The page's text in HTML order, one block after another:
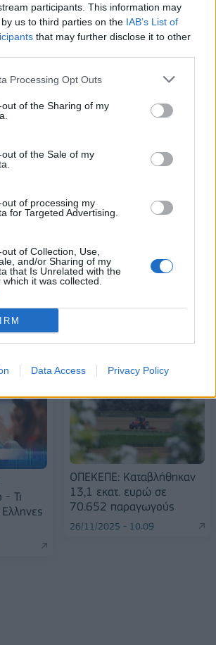
participants. This information may
us to third parties on the IAB’s List of
that may further disclose it to other
Processing Opt Outs
of the Sharing of my
of the Sale of my
of processing my
for Targeted Advertising.
of Collection, Use,
and/or Sharing of my
that Is Unrelated with the
it was collected.
Data Access Privacy Policy
δολάρια στην KG Mobility
συνεχίζουν μαζί: Ανανέωση της
φορά το Αρχαίο Θέατρο Επιδαύρου άνοιξε τις
- Τι
Ελληνες
ΟΠΕΚΕΠΕ: Καταβλήθηκαν
13,1 εκατ. ευρώ σε
70.652 παραγωγούς
26/11/2025 - 10:09